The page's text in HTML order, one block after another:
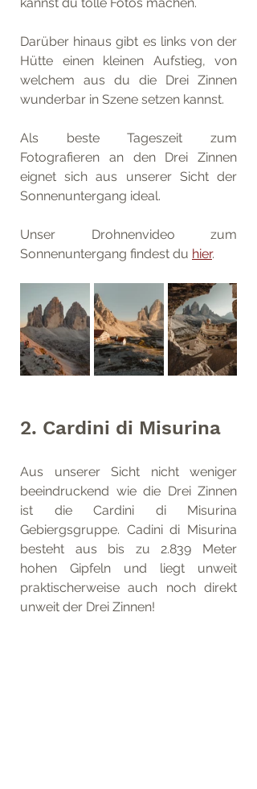
Darüber hinaus gibt es links von der
Hütte einen kleinen Aufstieg, von
welchem aus du die Drei Zinnen
wunderbar in Szene setzen kannst.
Als beste Tageszeit zum
Fotografieren an den Drei Zinnen
eignet sich aus unserer Sicht der
Sonnenuntergang ideal.
Unser Drohnenvideo zum
Sonnenuntergang findest du hier.
2. Cardini di Misurina
Aus unserer Sicht nicht weniger
beeindruckend wie die Drei Zinnen
ist die Cardini di Misurina
Gebiergsgruppe. Cadini di Misurina
besteht aus bis zu 2.839 Meter
hohen Gipfeln und liegt unweit
praktischerweise auch noch direkt
unweit der Drei Zinnen!